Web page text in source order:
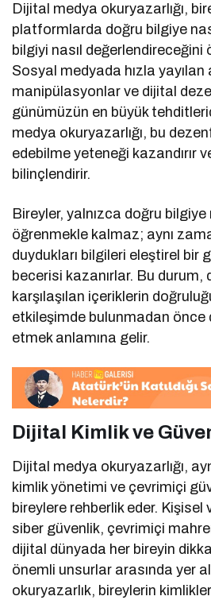
Dijital medya okuryazarlığı,
platformlarda doğru bilgiye
bilgiyi nasıl değerlendireceğini
Sosyal medyada hızla yayılan
manipülasyonlar ve dijital
günümüzün en büyük
medya okuryazarlığı, bu
edebilme yeteneği kazandırır
bilinçlendirir.
Bireyler, yalnızca doğru bilgiye
öğrenmekle kalmaz; aynı
duydukları bilgileri eleştirel bir
becerisi kazanırlar. Bu
karşılaşılan içeriklerin
etkileşimde bulunmadan önce
etmek anlamına gelir.
Dijital Kimlik ve
Dijital medya okuryazarlığı,
kimlik yönetimi ve çevrimiçi
bireylere rehberlik eder. Kişisel
siber güvenlik, çevrimiçi
dijital dünyada her bireyin
önemli unsurlar arasında yer
okuryazarlık, bireylerin